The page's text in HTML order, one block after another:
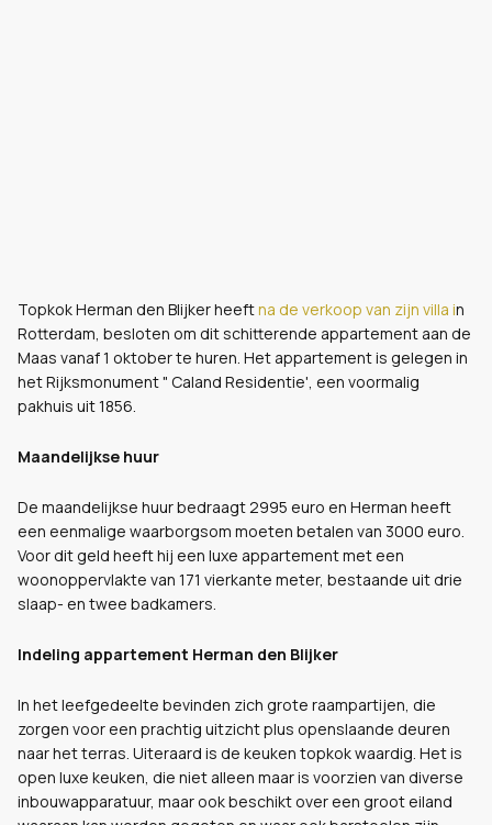
Topkok Herman den Blijker heeftna de verkoop van zijn villa in
Rotterdam, besloten om dit schitterende appartement aan de
Maas vanaf 1 oktober te huren. Het appartement is gelegen in
het Rijksmonument " Caland Residentie', een voormalig
pakhuis uit 1856.
Maandelijkse huur
De maandelijkse huur bedraagt 2995 euro en Herman heeft
een eenmalige waarborgsom moeten betalen van 3000 euro.
Voor dit geld heeft hij een luxe appartement met een
woonoppervlakte van 171 vierkante meter, bestaande uit drie
slaap- en twee badkamers.
Indeling appartement Herman den Blijker
In het leefgedeelte bevinden zich grote raampartijen, die
zorgen voor een prachtig uitzicht plus openslaande deuren
naar het terras. Uiteraard is de keuken topkok waardig. Het is
open luxe keuken, die niet alleen maar is voorzien van diverse
inbouwapparatuur, maar ook beschikt over een groot eiland